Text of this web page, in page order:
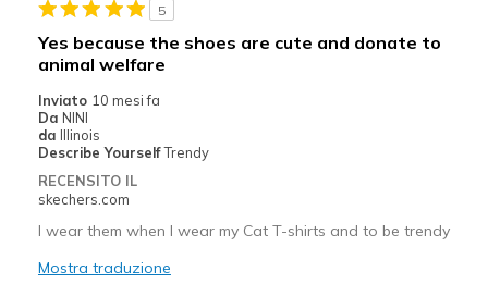
Casual Wear
Width
Sizing
View On Shoes
5
Yes because the shoes are cute and donate to
animal welfare
Inviato 10 mesi fa
Da NINI
da Illinois
Describe YourselfTrendy
RECENSITO IL
skechers.com
I wear them when I wear my Cat T-shirts and to be trendy
Mostra traduzione